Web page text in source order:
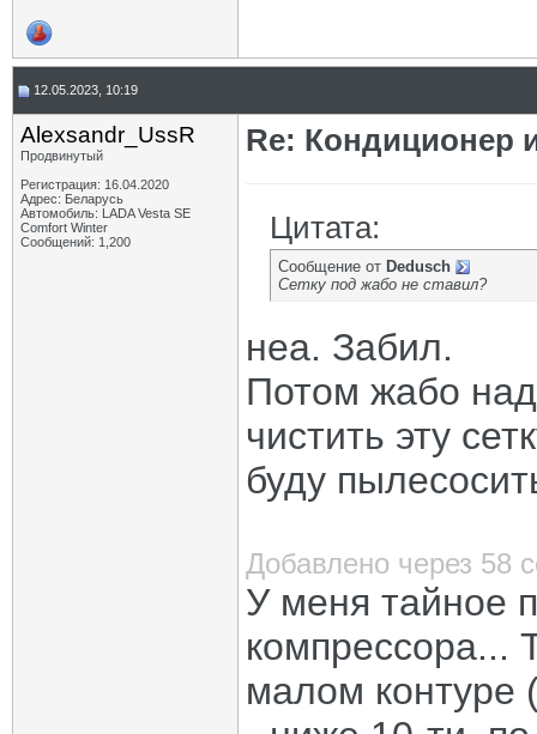
12.05.2023, 10:19
Alexsandr_UssR
Продвинутый
Регистрация: 16.04.2020
Адрес: Беларусь
Автомобиль: LADA Vesta SE
Comfort Winter
Сообщений: 1,200
Re: Кондиционер
Цитата:
Сообщение от Dedusch
Сетку под жабо не ставил?
неа. Забил.
Потом жабо
чистить эту
буду
Добавлено через 58
У меня тайное
компрессора...
малом контуре